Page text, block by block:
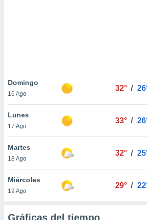
similares
como
sitio
de
traten tus
en
interés
su
Domingo
16 Ago
32° /
Lunes
17 Ago
33° /
Martes
18 Ago
32° /
Miércoles
19 Ago
29° /
Gráficas del tiempo